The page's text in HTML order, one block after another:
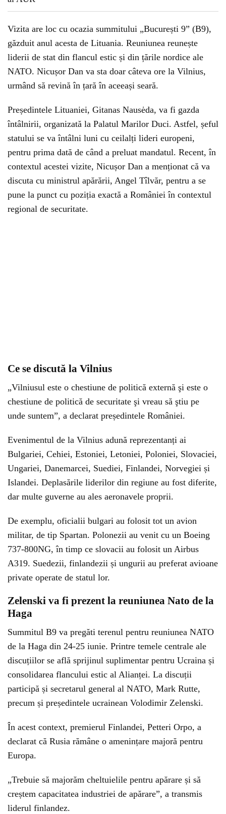
Vizita are loc cu ocazia summitului „București 9” (B9),
găzduit anul acesta de Lituania. Reuniunea reunește
liderii de stat din flancul estic și din țările nordice ale
NATO. Nicușor Dan va sta doar câteva ore la Vilnius,
urmând să revină în țară în aceeași seară.
Președintele Lituaniei, Gitanas Nausėda, va fi gazda
întâlnirii, organizată la Palatul Marilor Duci. Astfel, șeful
statului se va întâlni luni cu ceilalți lideri europeni,
pentru prima dată de când a preluat mandatul. Recent, în
contextul acestei vizite, Nicușor Dan a menționat că va
discuta cu ministrul apărării, Angel Tîlvăr, pentru a se
pune la punct cu poziția exactă a României în contextul
regional de securitate.
Ce se discută la Vilnius
„Vilniusul este o chestiune de politică externă şi este o
chestiune de politică de securitate şi vreau să ştiu pe
unde suntem”, a declarat președintele României.
Evenimentul de la Vilnius adună reprezentanți ai
Bulgariei, Cehiei, Estoniei, Letoniei, Poloniei, Slovaciei,
Ungariei, Danemarcei, Suediei, Finlandei, Norvegiei și
Islandei. Deplasările liderilor din regiune au fost diferite,
dar multe guverne au ales aeronavele proprii.
De exemplu, oficialii bulgari au folosit tot un avion
militar, de tip Spartan. Polonezii au venit cu un Boeing
737-800NG, în timp ce slovacii au folosit un Airbus
A319. Suedezii, finlandezii și ungurii au preferat avioane
private operate de statul lor.
Zelenski va fi prezent la reuniunea Nato de la
Haga
Summitul B9 va pregăti terenul pentru reuniunea NATO
de la Haga din 24-25 iunie. Printre temele centrale ale
discuțiilor se află sprijinul suplimentar pentru Ucraina și
consolidarea flancului estic al Alianței. La discuții
participă și secretarul general al NATO, Mark Rutte,
precum și președintele ucrainean Volodimir Zelenski.
În acest context, premierul Finlandei, Petteri Orpo, a
declarat că Rusia rămâne o amenințare majoră pentru
Europa.
„Trebuie să majorăm cheltuielile pentru apărare și să
creștem capacitatea industriei de apărare”, a transmis
liderul finlandez.